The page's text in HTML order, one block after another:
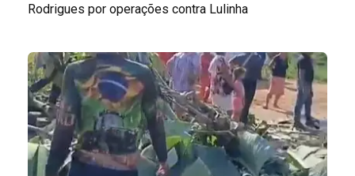
Rodrigues por operações contra Lulinha